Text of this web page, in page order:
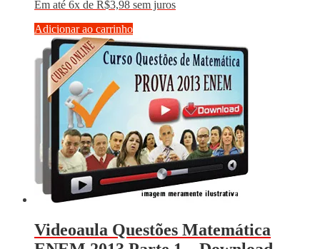
Em até 6x de R$3,98 sem juros
Adicionar ao carrinho
Videoaula Questões Matemática